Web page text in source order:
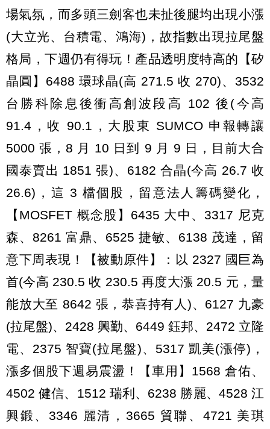
場氣氛，而多頭三劍客也未扯後腿均出現小漲
(大立光、台積電、鴻海)，故指數出現拉尾盤
格局，下週仍有得玩！產品透明度特高的【矽
晶圓】6488 環球晶(高 271.5 收 270)、3532
台勝科除息後衝高創波段高 102 後(今高
91.4，收 90.1，大股東 SUMCO 申報轉讓
5000 張，8 月 10 日到 9 月 9 日，目前大合
國泰賣出 1851 張)、6182 合晶(今高 26.7 收
26.6)，這 3 檔個股，留意法人籌碼變化，
【MOSFET 概念股】6435 大中、3317 尼克
森、8261 富鼎、6525 捷敏、6138 茂達，留
意下周表現！【被動原件】：以 2327 國巨為
首(今高 230.5 收 230.5 再度大漲 20.5 元，量
能放大至 8642 張，恭喜持有人)、6127 九豪
(拉尾盤)、2428 興勤、6449 鈺邦、2472 立隆
電、2375 智寶(拉尾盤)、5317 凱美(漲停)，
漲多個股下週易震盪！【車用】1568 倉佑、
4502 健信、1512 瑞利、6238 勝麗、4528 江
興鍛、3346 麗清，3665 貿聯、4721 美琪